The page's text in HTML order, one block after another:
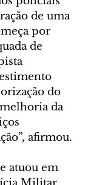
de uma
por
de
do
da
afirmou.
atuou em